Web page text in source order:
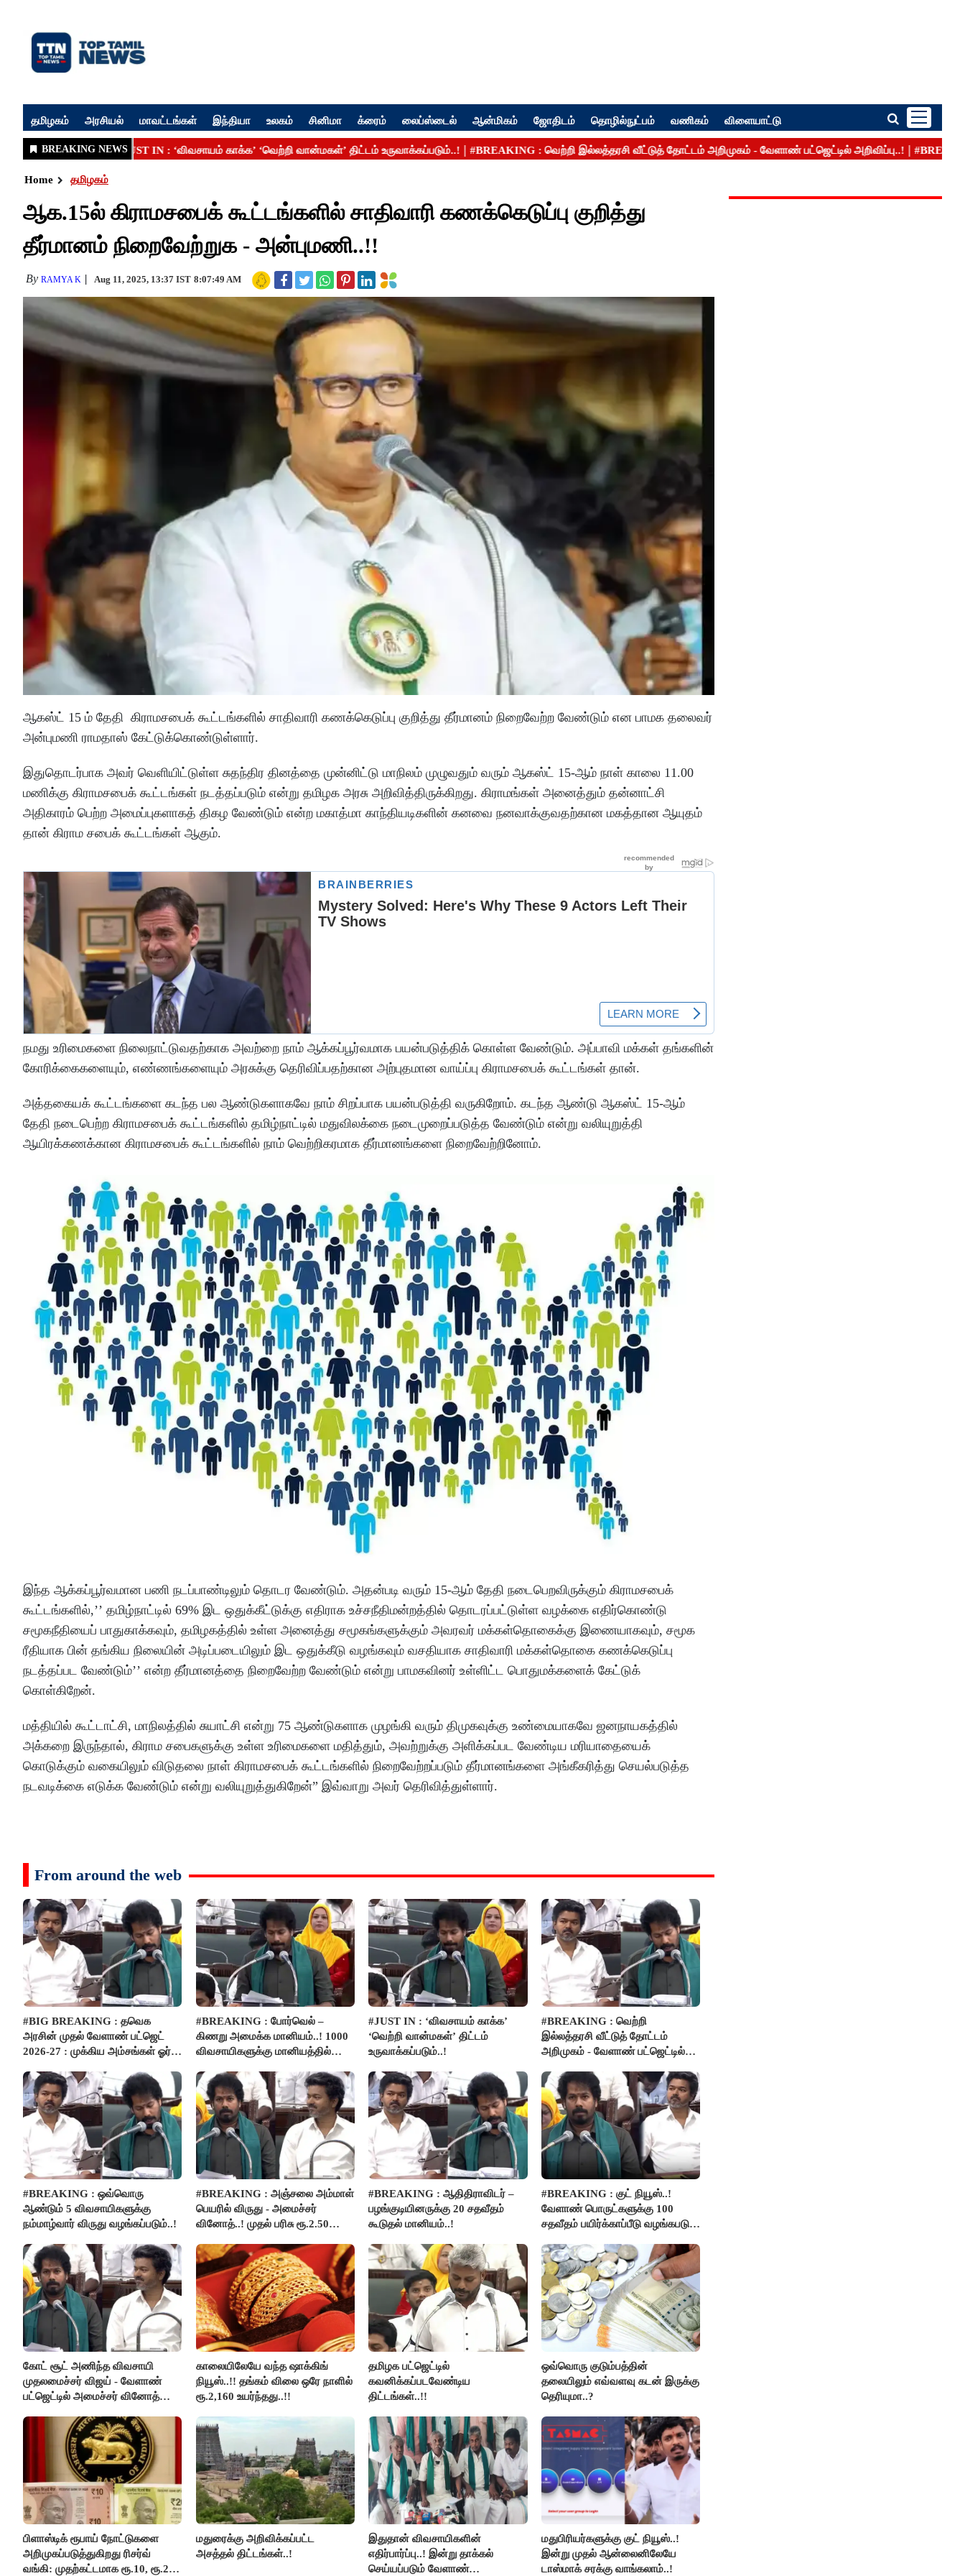
தமிழகம் அரசியல் மாவட்டங்கள் இந்தியா உலகம் சினிமா க்ரைம் லைப்ஸ்டைல் ஆன்மிகம் ஜோதிடம் தொழில்நுட்பம் வணிகம் விளையாட்டு
Home தமிழகம்
ஆக.15ல் கிராமசபைக் கூட்டங்களில் சாதிவாரி கணக்கெடுப்பு குறித்து
தீர்மானம் நிறைவேற்றுக - அன்புமணி..!!
By RAMYA K Aug 11, 2025, 13:37 IST 8:07:49 AM
ஆகஸ்ட் 15 ம் தேதி கிராமசபைக் கூட்டங்களில் சாதிவாரி கணக்கெடுப்பு குறித்து தீர்மானம் நிறைவேற்ற வேண்டும் என பாமக தலைவர்
அன்புமணி ராமதாஸ் கேட்டுக்கொண்டுள்ளார்.
இதுதொடர்பாக அவர் வெளியிட்டுள்ள சுதந்திர தினத்தை முன்னிட்டு மாநிலம் முழுவதும் வரும் ஆகஸ்ட் 15-ஆம் நாள் காலை 11.00
மணிக்கு கிராமசபைக் கூட்டங்கள் நடத்தப்படும் என்று தமிழக அரசு அறிவித்திருக்கிறது. கிராமங்கள் அனைத்தும் தன்னாட்சி
அதிகாரம் பெற்ற அமைப்புகளாகத் திகழ வேண்டும் என்ற மகாத்மா காந்தியடிகளின் கனவை நனவாக்குவதற்கான மகத்தான ஆயுதம்
தான் கிராம சபைக் கூட்டங்கள் ஆகும்.
நமது உரிமைகளை நிலைநாட்டுவதற்காக அவற்றை நாம் ஆக்கப்பூர்வமாக பயன்படுத்திக் கொள்ள வேண்டும். அப்பாவி மக்கள் தங்களின்
கோரிக்கைகளையும், எண்ணங்களையும் அரசுக்கு தெரிவிப்பதற்கான அற்புதமான வாய்ப்பு கிராமசபைக் கூட்டங்கள் தான்.
அத்தகையக் கூட்டங்களை கடந்த பல ஆண்டுகளாகவே நாம் சிறப்பாக பயன்படுத்தி வருகிறோம். கடந்த ஆண்டு ஆகஸ்ட் 15-ஆம்
தேதி நடைபெற்ற கிராமசபைக் கூட்டங்களில் தமிழ்நாட்டில் மதுவிலக்கை நடைமுறைப்படுத்த வேண்டும் என்று வலியுறுத்தி
ஆயிரக்கணக்கான கிராமசபைக் கூட்டங்களில் நாம் வெற்றிகரமாக தீர்மானங்களை நிறைவேற்றினோம்.
இந்த ஆக்கப்பூர்வமான பணி நடப்பாண்டிலும் தொடர வேண்டும். அதன்படி வரும் 15-ஆம் தேதி நடைபெறவிருக்கும் கிராமசபைக்
கூட்டங்களில்,’’ தமிழ்நாட்டில் 69% இட ஒதுக்கீட்டுக்கு எதிராக உச்சநீதிமன்றத்தில் தொடரப்பட்டுள்ள வழக்கை எதிர்கொண்டு
சமூகநீதியைப் பாதுகாக்கவும், தமிழகத்தில் உள்ள அனைத்து சமூகங்களுக்கும் அவரவர் மக்கள்தொகைக்கு இணையாகவும், சமூக
ரீதியாக பின் தங்கிய நிலையின் அடிப்படையிலும் இட ஒதுக்கீடு வழங்கவும் வசதியாக சாதிவாரி மக்கள்தொகை கணக்கெடுப்பு
நடத்தப்பட வேண்டும்’’ என்ற தீர்மானத்தை நிறைவேற்ற வேண்டும் என்று பாமகவினர் உள்ளிட்ட பொதுமக்களைக் கேட்டுக்
கொள்கிறேன்.
மத்தியில் கூட்டாட்சி, மாநிலத்தில் சுயாட்சி என்று 75 ஆண்டுகளாக முழங்கி வரும் திமுகவுக்கு உண்மையாகவே ஜனநாயகத்தில்
அக்கறை இருந்தால், கிராம சபைகளுக்கு உள்ள உரிமைகளை மதித்தும், அவற்றுக்கு அளிக்கப்பட வேண்டிய மரியாதையைக்
கொடுக்கும் வகையிலும் விடுதலை நாள் கிராமசபைக் கூட்டங்களில் நிறைவேற்றப்படும் தீர்மானங்களை அங்கீகரித்து செயல்படுத்த
நடவடிக்கை எடுக்க வேண்டும் என்று வலியுறுத்துகிறேன்” இவ்வாறு அவர் தெரிவித்துள்ளார்.
From around the web
#BIG BREAKING : தவெக
அரசின் முதல் வேளாண் பட்ஜெட்
2026-27 : முக்கிய அம்சங்கள் ஓர்
#BREAKING : போர்வெல் –
கிணறு அமைக்க மானியம்..! 1000
விவசாயிகளுக்கு மானியத்தில்
#JUST IN : ‘விவசாயம் காக்க’
‘வெற்றி வான்மகள்’ திட்டம்
உருவாக்கப்படும்..!
#BREAKING : வெற்றி
இல்லத்தரசி வீட்டுத் தோட்டம்
அறிமுகம் - வேளாண் பட்ஜெட்டில்
#BREAKING : ஒவ்வொரு
ஆண்டும் 5 விவசாயிகளுக்கு
நம்மாழ்வார் விருது வழங்கப்படும்..!
#BREAKING : அஞ்சலை அம்மாள்
பெயரில் விருது - அமைச்சர்
வினோத்..! முதல் பரிசு ரூ.2.50
#BREAKING : ஆதிதிராவிடர் –
பழங்குடியினருக்கு 20 சதவீதம்
கூடுதல் மானியம்..!
#BREAKING : குட் நியூஸ்..!
வேளாண் பொருட்களுக்கு 100
சதவீதம் பயிர்க்காப்பீடு வழங்கபடும்
கோட் சூட் அணிந்த விவசாயி
முதலமைச்சர் விஜய் - வேளாண்
பட்ஜெட்டில் அமைச்சர் வினோத்
காலையிலேயே வந்த ஷாக்கிங்
நியூஸ்..!! தங்கம் விலை ஒரே நாளில்
ரூ.2,160 உயர்ந்தது..!!
தமிழக பட்ஜெட்டில்
கவனிக்கப்படவேண்டிய
திட்டங்கள்..!!
ஒவ்வொரு குடும்பத்தின்
தலையிலும் எவ்வளவு கடன் இருக்கு
தெரியுமா..?
பிளாஸ்டிக் ரூபாய் நோட்டுகளை
அறிமுகப்படுத்துகிறது ரிசர்வ்
வங்கி: முதற்கட்டமாக ரூ.10, ரூ.20
மதுரைக்கு அறிவிக்கப்பட்ட
அசத்தல் திட்டங்கள்..!
இதுதான் விவசாயிகளின்
எதிர்பார்ப்பு..! இன்று தாக்கல்
செய்யப்படும் வேளாண்
மதுபிரியர்களுக்கு குட் நியூஸ்..!
இன்று முதல் ஆன்லைனிலேயே
டாஸ்மாக் சரக்கு வாங்கலாம்..!